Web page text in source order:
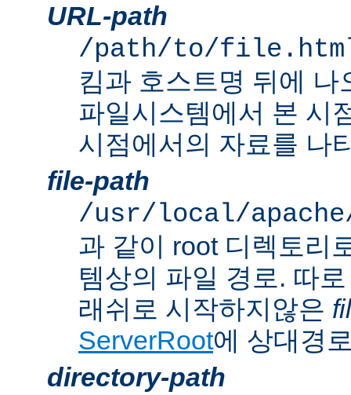
URL-path
/path/to/
킴과 호스트명 뒤에
파일시스템에서 본 시
시점에서의 자료를 나
file-path
/usr/local/
과 같이 root 디렉토리
템상의 파일 경로. 따
래쉬로 시작하지않은
ServerRoot에 상대경
directory-path